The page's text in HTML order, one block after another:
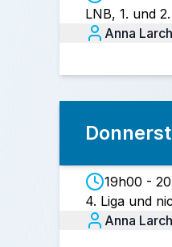
LNB, 1. und
Anna
19h00 -
4. Liga und
Anna